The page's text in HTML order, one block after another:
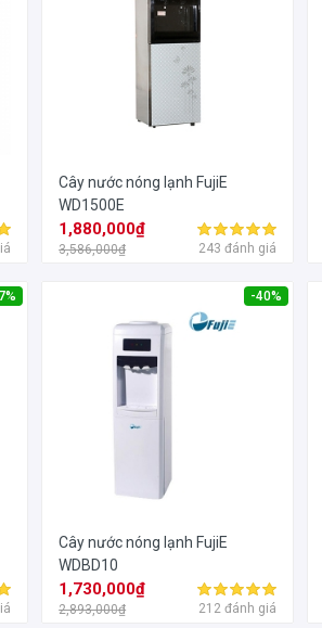
Cây nước nóng lạnh FujiE
WD1500E
1,880,000₫
3,586,000₫ 243 đánh giá
-40%
Cây nước nóng lạnh FujiE
WDBD10
1,730,000₫
2,893,000₫ 212 đánh giá